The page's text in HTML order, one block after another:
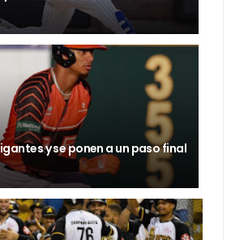
y se ponen a un paso final